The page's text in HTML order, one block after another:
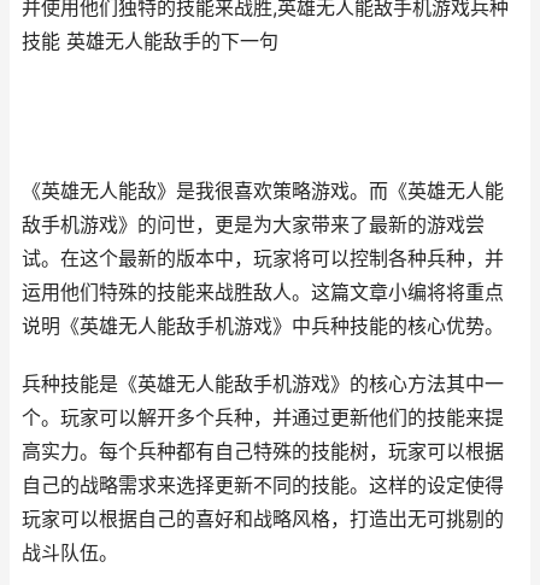
并使用他们独特的技能来战胜,英雄无人能敌手机游戏兵种
技能 英雄无人能敌手的下一句
《英雄无人能敌》是我很喜欢策略游戏。而《英雄无人能
敌手机游戏》的问世，更是为大家带来了最新的游戏尝
试。在这个最新的版本中，玩家将可以控制各种兵种，并
运用他们特殊的技能来战胜敌人。这篇文章小编将将重点
说明《英雄无人能敌手机游戏》中兵种技能的核心优势。
兵种技能是《英雄无人能敌手机游戏》的核心方法其中一
个。玩家可以解开多个兵种，并通过更新他们的技能来提
高实力。每个兵种都有自己特殊的技能树，玩家可以根据
自己的战略需求来选择更新不同的技能。这样的设定使得
玩家可以根据自己的喜好和战略风格，打造出无可挑剔的
战斗队伍。